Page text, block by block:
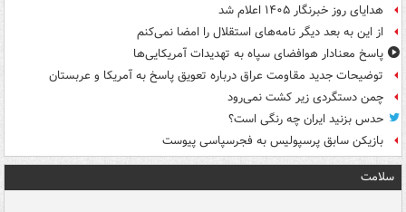
هدایای روز خبرنگار ۱۴۰۵ اعلام شد
از این به بعد دیگر نامه‌های استقلال را امضا نمی‌کنم
پاسخ معنادار هوافضای سپاه به تهدیدات آمریکایی‌ها
توضیحات جدید مقاومت عراق درباره تعویق پاسخ به آمریکا و عربستان
چمن دستگردی زیر کشت نمی‌رود
حدس بزنید ایران چه رنگی است؟
بازیکن سابق پرسپولیس به فجرسپاسی پیوست
سلامت